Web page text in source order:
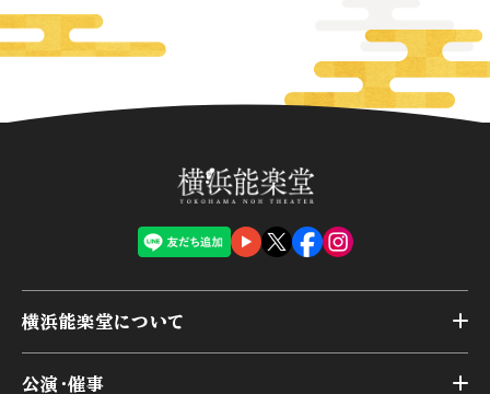
横浜能楽堂について
公演・催事